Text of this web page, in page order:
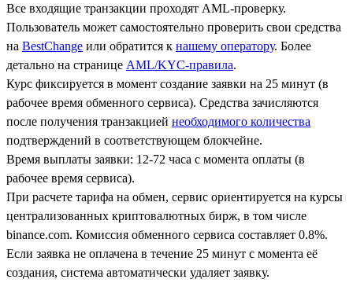
Все входящие транзакции проходят AML-проверку.
Пользователь может самостоятельно проверить свои средства
на BestChange или обратится к нашему оператору. Более
детально на странице AML/KYC-правила.
Курс фиксируется в момент создание заявки на 25 минут (в
рабочее время обменного сервиса). Средства зачисляются
после получения транзакцией необходимого количества
подтверждений в соответствующем блокчейне.
Время выплаты заявки: 12-72 часа с момента оплаты (в
рабочее время сервиса).
При расчете тарифа на обмен, сервис ориентируется на курсы
централизованных криптовалютных бирж, в том числе
binance.com. Комиссия обменного сервиса составляет 0.8%.
Если заявка не оплачена в течение 25 минут с момента её
создания, система автоматически удаляет заявку.